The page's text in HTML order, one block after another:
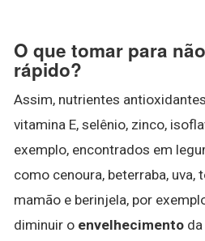
O que tomar para
rápido?
Assim, nutrientes
vitamina E, selênio, zinco,
exemplo, encontrados em
como cenoura, beterraba, uva,
mamão e berinjela, por
diminuir o envelhecimento